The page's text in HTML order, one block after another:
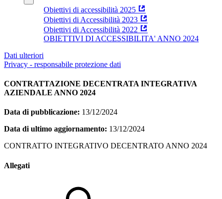
Obiettivi di accessibilità 2025
Obiettivi di Accessibilità 2023
Obiettivi di Accessibilità 2022
OBIETTIVI DI ACCESSIBILITA' ANNO 2024
Dati ulteriori
Privacy - responsabile protezione dati
CONTRATTAZIONE DECENTRATA INTEGRATIVA
AZIENDALE ANNO 2024
Data di pubblicazione: 13/12/2024
Data di ultimo aggiornamento: 13/12/2024
CONTRATTO INTEGRATIVO DECENTRATO ANNO 2024
Allegati